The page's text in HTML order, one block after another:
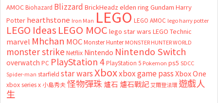
AMOC Biohazard Blizzard BrickHeadz elden ring Gundam Harry
Potter hearthstone Iron Man LEGO LEGO AMOC lego harry potter
LEGO Ideas LEGO MOC lego star wars LEGO Technic
marvel Mhchan MOC Monster Hunter MONSTER HUNTER WORLD
monster strike Netflix Nintendo Nintendo Switch
overwatch PC PlayStation 4 PlayStation 5 Pokemon ps5 SDCC
Spider-man starfield star wars Xboxxbox game passXbox One
xbox series x 小島秀夫怪物彈珠 爐石 爐石戰記艾爾登法環 遊戲人
生